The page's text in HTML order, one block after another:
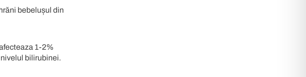
bebelușul din
1-2%
bilirubinei.